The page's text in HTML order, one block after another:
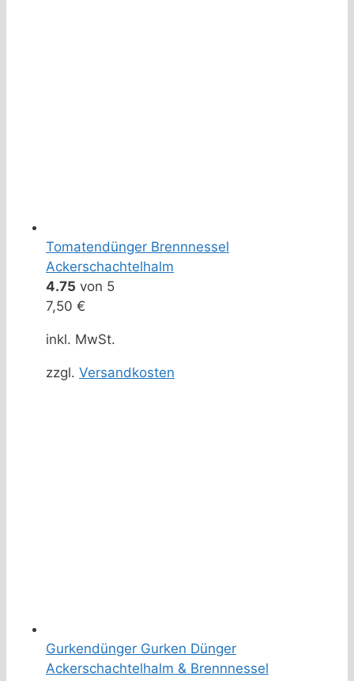
Tomatendünger Brennnessel
Ackerschachtelhalm
4.75 von 5
7,50 €
inkl. MwSt.
zzgl. Versandkosten
Gurkendünger Gurken Dünger
Ackerschachtelhalm & Brennnessel